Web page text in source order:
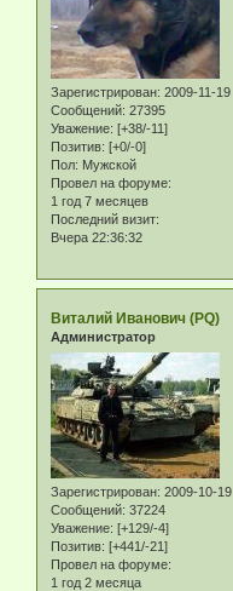
Зарегистрирован: 2009-11-19
Сообщений: 27395
Уважение: [+38/-11]
Позитив: [+0/-0]
Пол: Мужской
Провел на форуме:
1 год 7 месяцев
Последний визит:
Вчера 22:36:32
Виталий Иванович (PQ)
Администратор
Зарегистрирован: 2009-10-19
Сообщений: 37224
Уважение: [+129/-4]
Позитив: [+441/-21]
Провел на форуме:
1 год 2 месяца